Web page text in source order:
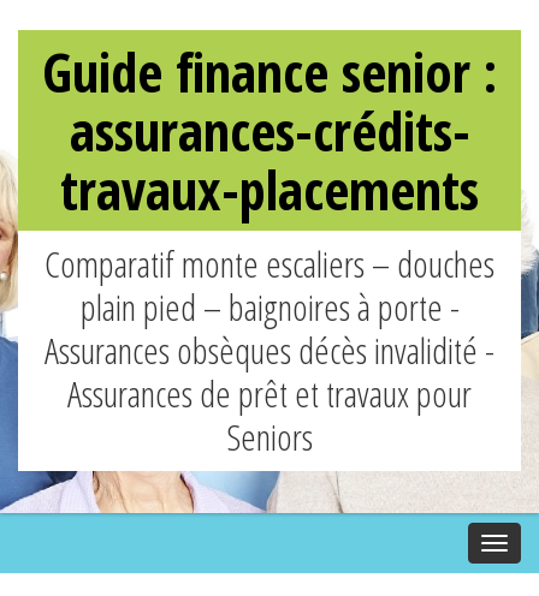
Guide finance senior :
assurances-crédits-
travaux-placements
Comparatif monte escaliers – douches
plain pied – baignoires à porte -
Assurances obsèques décès invalidité -
Assurances de prêt et travaux pour
Seniors